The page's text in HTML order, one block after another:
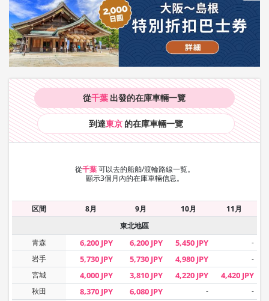
從千葉 出發的在庫車輛一覽
到達東京 的在庫車輛一覽
從千葉 可以去的船舶/渡輪路線一覧。
顯示3個月內的在庫車輛信息。
区間 8月 9月 10月
11月
東北地區
青森
6,200 JPY 6,200 JPY 5,450 JPY
-
岩手
5,730 JPY 5,730 JPY 4,980 JPY
-
宮城
4,000 JPY 3,810 JPY 4,220 JPY 4,420 JPY
秋田 8,370 JPY 6,080 JPY -
-